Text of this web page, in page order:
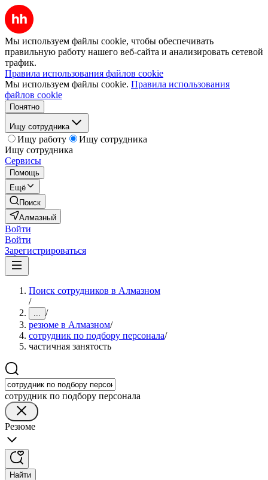
Мы используем файлы cookie, чтобы обеспечивать
правильную работу нашего веб-сайта и анализировать сетевой
трафик.
Правила использования файлов cookie
Мы используем файлы cookie. Правила использования
файлов cookie
Понятно
Ищу сотрудника
Ищу работу
Ищу сотрудника
Ищу сотрудника
Сервисы
Помощь
Ещё
Поиск
Алмазный
Войти
Войти
Зарегистрироваться
Поиск сотрудников в Алмазном
/
... /
резюме в Алмазном/
сотрудник по подбору персонала/
частичная занятость
сотрудник по подбору персонала
Резюме
Найти